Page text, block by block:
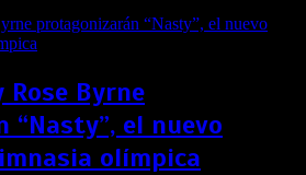
Byrne
el nuevo
olímpica